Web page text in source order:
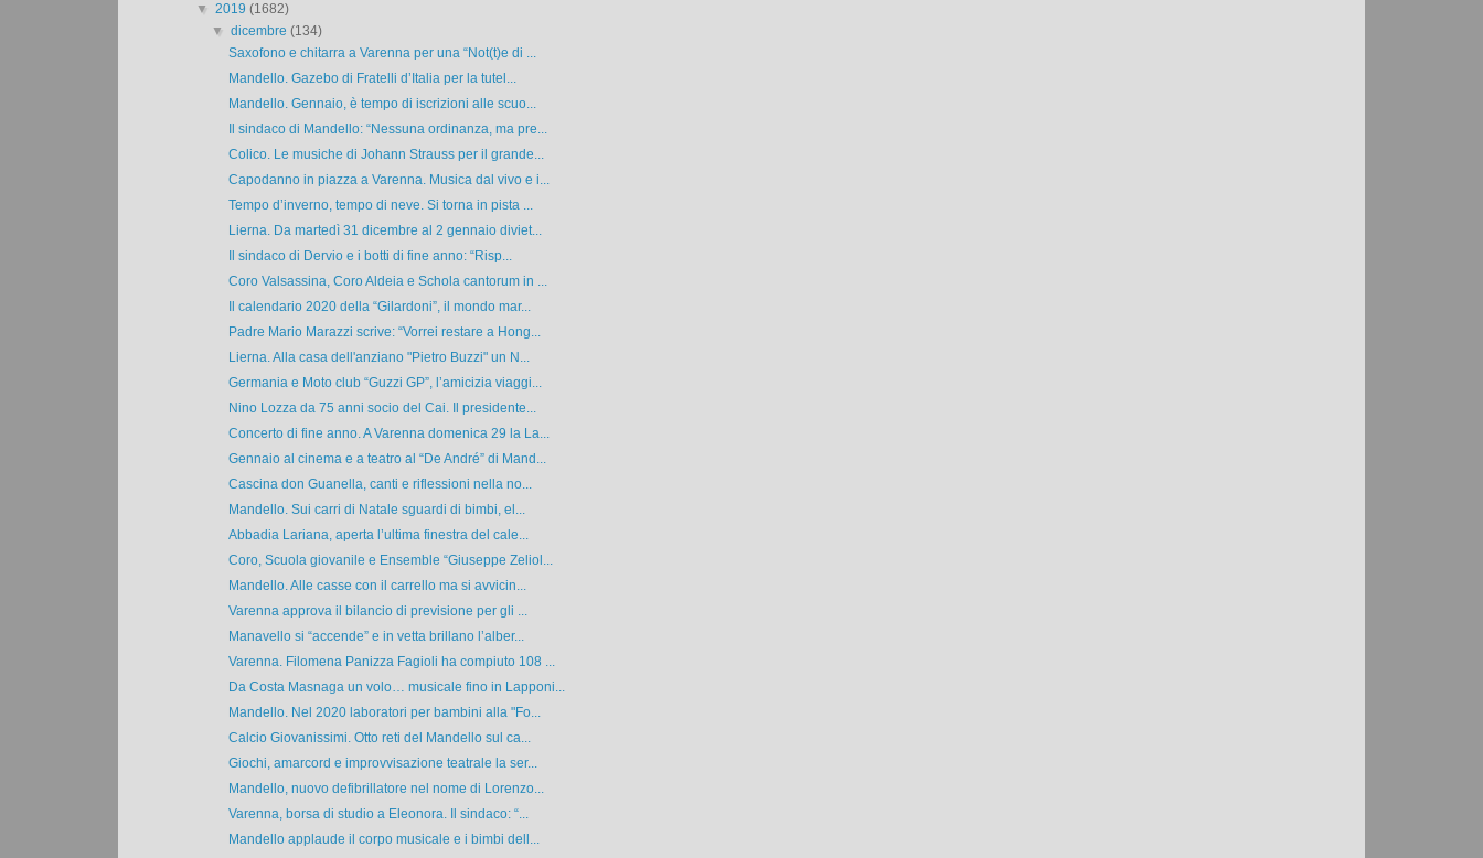
▼ 2019 (1682)
▼dicembre(134)
Saxofono e chitarra a Varenna per una “Not(t)e di ...
Mandello. Gazebo di Fratelli d’Italia per la tutel...
Mandello. Gennaio, è tempo di iscrizioni alle scuo...
Il sindaco di Mandello: “Nessuna ordinanza, ma pre...
Colico. Le musiche di Johann Strauss per il grande...
Capodanno in piazza a Varenna. Musica dal vivo e i...
Tempo d’inverno, tempo di neve. Si torna in pista ...
Lierna. Da martedì 31 dicembre al 2 gennaio diviet...
Il sindaco di Dervio e i botti di fine anno: “Risp...
Coro Valsassina, Coro Aldeia e Schola cantorum in ...
Il calendario 2020 della “Gilardoni”, il mondo mar...
Padre Mario Marazzi scrive: “Vorrei restare a Hong...
Lierna. Alla casa dell'anziano "Pietro Buzzi" un N...
Germania e Moto club “Guzzi GP”, l’amicizia viaggi...
Nino Lozza da 75 anni socio del Cai. Il presidente...
Concerto di fine anno. A Varenna domenica 29 la La...
Gennaio al cinema e a teatro al “De André” di Mand...
Cascina don Guanella, canti e riflessioni nella no...
Mandello. Sui carri di Natale sguardi di bimbi, el...
Abbadia Lariana, aperta l’ultima finestra del cale...
Coro, Scuola giovanile e Ensemble “Giuseppe Zeliol...
Mandello. Alle casse con il carrello ma si avvicin...
Varenna approva il bilancio di previsione per gli ...
Manavello si “accende” e in vetta brillano l’alber...
Varenna. Filomena Panizza Fagioli ha compiuto 108 ...
Da Costa Masnaga un volo… musicale fino in Lapponi...
Mandello. Nel 2020 laboratori per bambini alla "Fo...
Calcio Giovanissimi. Otto reti del Mandello sul ca...
Giochi, amarcord e improvvisazione teatrale la ser...
Mandello, nuovo defibrillatore nel nome di Lorenzo...
Varenna, borsa di studio a Eleonora. Il sindaco: “...
Mandello applaude il corpo musicale e i bimbi dell...